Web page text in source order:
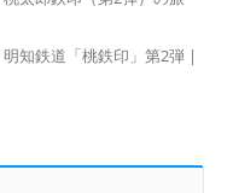
明知鉄道「桃鉄印」第2弾 |